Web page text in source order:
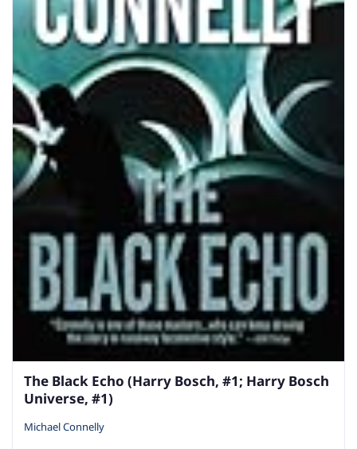
The Black Echo (Harry Bosch, #1; Harry Bosch
Universe, #1)
Michael Connelly